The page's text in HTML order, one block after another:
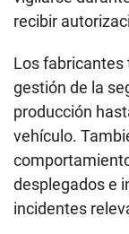
recibir
Los fabricantes
gestión de la
producción
vehículo.
desplegados e
incidentes